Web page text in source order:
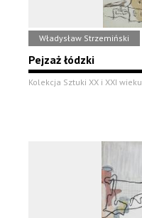
Władysław Strzemiński
Pejzaż łódzki
Kolekcja Sztuki XX i XXI wieku